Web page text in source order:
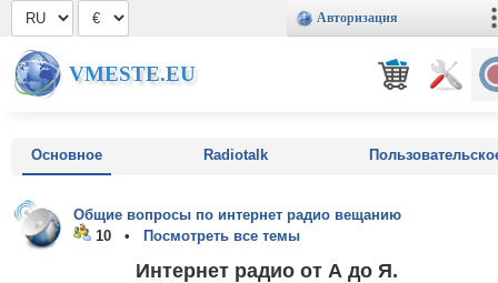
Авторизация
VMESTE.EU
Основное Radiotalk
Общие вопросы по интернет радио вещанию
10 •
Посмотреть все темы
Интернет радио от А до Я.